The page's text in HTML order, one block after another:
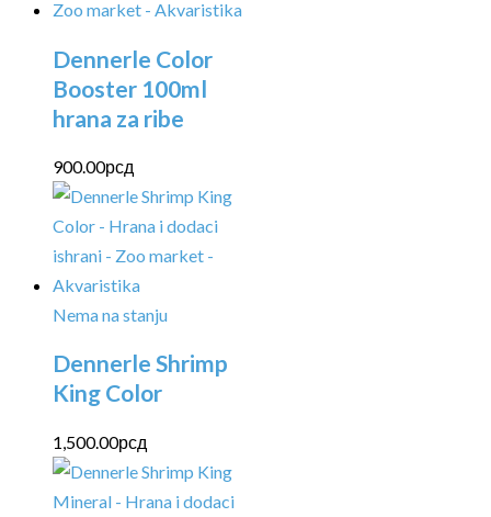
Dennerle Color
Booster 100ml
hrana za ribe
900.00рсд
Nema na stanju
Dennerle Shrimp
King Color
1,500.00рсд